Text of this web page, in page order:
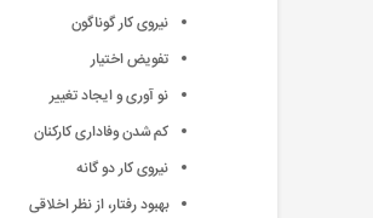
نیروی کار گوناگون
تفویض اختیار
نو آوری و ایجاد تغییر
کم شدن وفاداری کارکنان
نیروی کار دو گانه
بهبود رفتار، از نظر اخلاقی